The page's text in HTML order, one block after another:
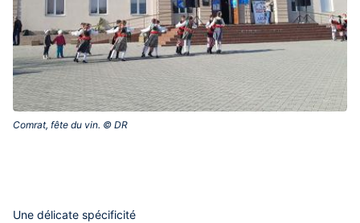
Comrat, fête du vin. © DR‎
Une délicate spécificité